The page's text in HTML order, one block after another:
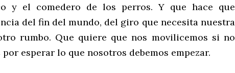
y el comedero de los perros. Y que hace que
del fin del mundo, del giro que necesita nuestra
rumbo. Que quiere que nos movilicemos si no
esperar lo que nosotros debemos empezar.